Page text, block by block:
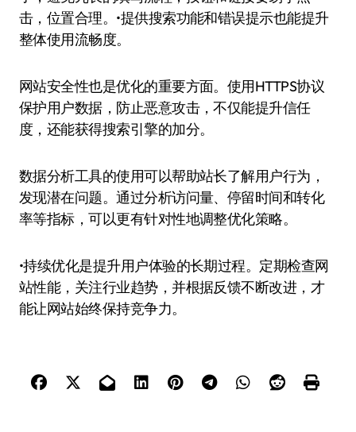
击，位置合理。•提供搜索功能和错误提示也能提升
整体使用流畅度。
网站安全性也是优化的重要方面。使用HTTPS协议
保护用户数据，防止恶意攻击，不仅能提升信任
度，还能获得搜索引擎的加分。
数据分析工具的使用可以帮助站长了解用户行为，
发现潜在问题。通过分析访问量、停留时间和转化
率等指标，可以更有针对性地调整优化策略。
•持续优化是提升用户体验的长期过程。定期检查网
站性能，关注行业趋势，并根据反馈不断改进，才
能让网站始终保持竞争力。